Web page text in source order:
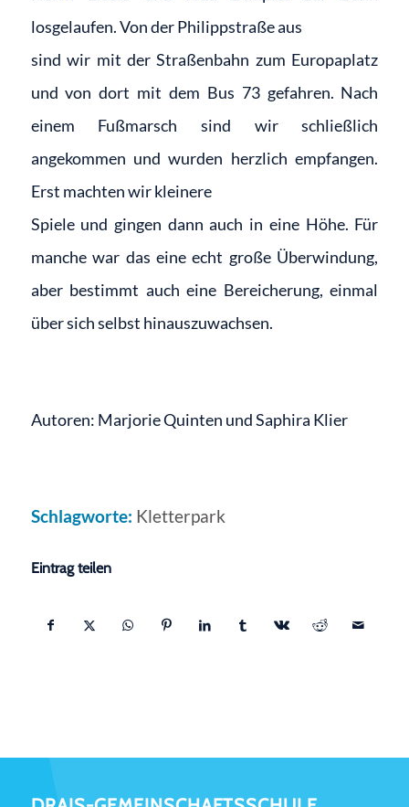
losgelaufen. Von der Philippstraße aus
sind wir mit der Straßenbahn zum Europaplatz
und von dort mit dem Bus 73 gefahren. Nach
einem Fußmarsch sind wir schließlich
angekommen und wurden herzlich empfangen.
Erst machten wir kleinere
Spiele und gingen dann auch in eine Höhe. Für
manche war das eine echt große Überwindung,
aber bestimmt auch eine Bereicherung, einmal
über sich selbst hinauszuwachsen.
Autoren: Marjorie Quinten und Saphira Klier
Schlagworte: Kletterpark
Eintrag teilen